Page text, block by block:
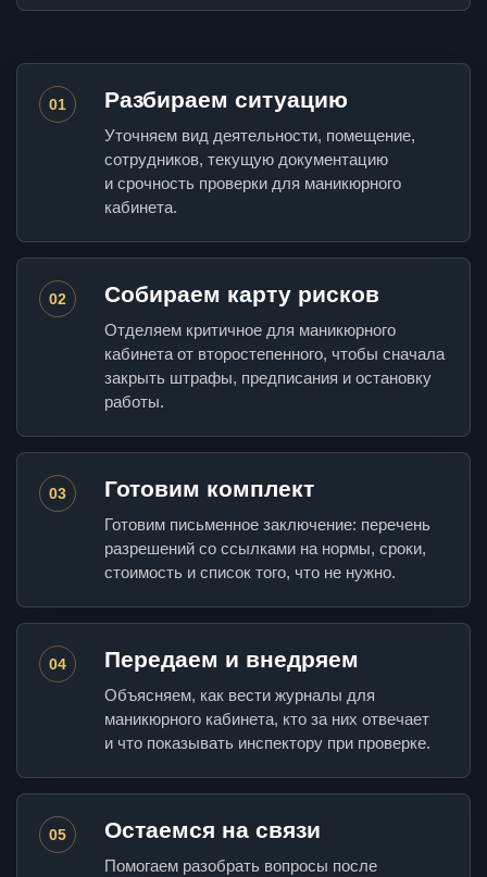
01 Разбираем ситуацию
Уточняем вид деятельности, помещение,
сотрудников, текущую документацию
и срочность проверки для маникюрного
кабинета.
02 Собираем карту рисков
Отделяем критичное для маникюрного
кабинета от второстепенного, чтобы сначала
закрыть штрафы, предписания и остановку
работы.
03 Готовим комплект
Готовим письменное заключение: перечень
разрешений со ссылками на нормы, сроки,
стоимость и список того, что не нужно.
04 Передаем и внедряем
Объясняем, как вести журналы для
маникюрного кабинета, кто за них отвечает
и что показывать инспектору при проверке.
05 Остаемся на связи
Помогаем разобрать вопросы после